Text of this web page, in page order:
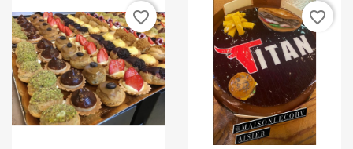
favorite_border favorite_border